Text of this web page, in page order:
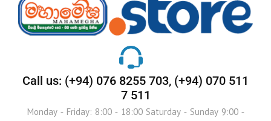
Call us: (+94) 076 8255 703, (+94) 070 511
7 511
Monday - Friday: 8:00 - 18:00 Saturday - Sunday 9:00 -